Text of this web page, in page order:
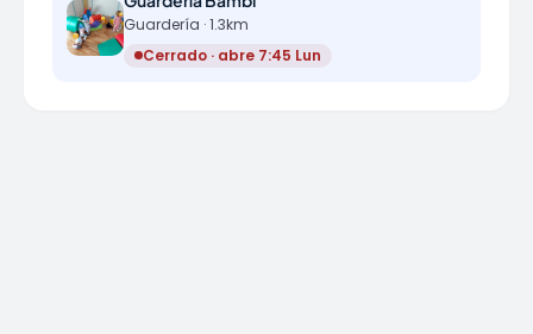
Guardería · 1.3km
Cerrado · abre 7:45 Lun